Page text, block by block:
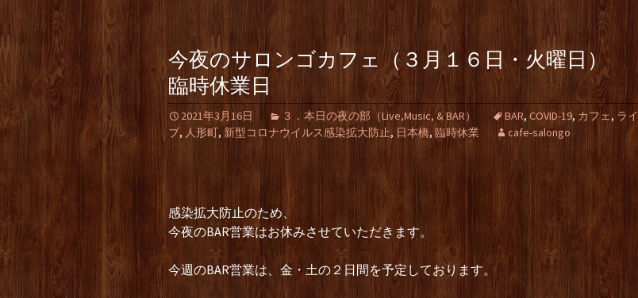
今夜のサロンゴカフェ（３月１６日・火曜日）
臨時休業日
2021年3月16日 ３．本日の夜の部（Live,Music, & BAR） BAR, COVID-19, カフェ, ライ
ブ, 人形町, 新型コロナウイルス感染拡大防止, 日本橋, 臨時休業 cafe-salongo
感染拡大防止のため、
今夜のBAR営業はお休みさせていただきます。
今週のBAR営業は、金・土の２日間を予定しております。